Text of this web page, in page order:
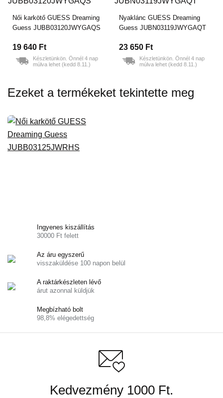
Női karkötő GUESS Dreaming
Guess JUBB03120JWYGAQS
19 640 Ft
Készletünkön. Önnél 4 nap
múlva lehet (kedd 8.11.)
Nyaklánc GUESS Dreaming
Guess JUBN03119JWYGAQT
23 650 Ft
Készletünkön. Önnél 4 nap
múlva lehet (kedd 8.11.)
Ezeket a termékeket tekintette meg
Ingyenes kiszállítás
30000 Ft felett
Az áru egyszerű
visszaküldése 100 napon belül
A raktárkészleten lévő
árut azonnal küldjük
Megbízható bolt
98,8% elégedettség
Kedvezmény 1000 Ft.